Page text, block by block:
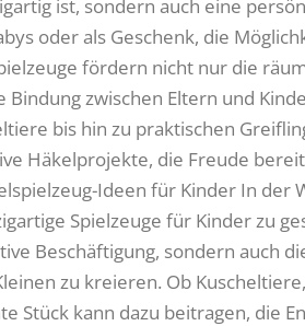
ist, sondern auch eine
oder als Geschenk, die
fördern nicht nur die
Bindung zwischen Eltern und
bis hin zu praktischen
Häkelprojekte, die Freude
Ideen für Kinder In der
Spielzeuge für Kinder zu
Beschäftigung, sondern auch
zu kreieren. Ob
Stück kann dazu beitragen, die